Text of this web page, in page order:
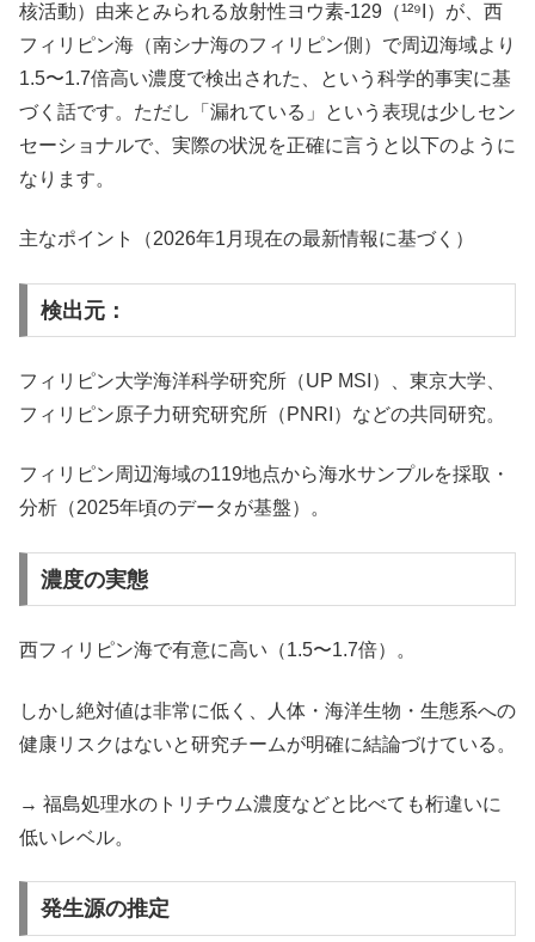
核活動）由来とみられる放射性ヨウ素-129（¹²⁹I）が、西
フィリピン海（南シナ海のフィリピン側）で周辺海域より
1.5〜1.7倍高い濃度で検出された、という科学的事実に基
づく話です。ただし「漏れている」という表現は少しセン
セーショナルで、実際の状況を正確に言うと以下のように
なります。
主なポイント（2026年1月現在の最新情報に基づく）
検出元：
フィリピン大学海洋科学研究所（UP MSI）、東京大学、
フィリピン原子力研究研究所（PNRI）などの共同研究。
フィリピン周辺海域の119地点から海水サンプルを採取・
分析（2025年頃のデータが基盤）。
濃度の実態
西フィリピン海で有意に高い（1.5〜1.7倍）。
しかし絶対値は非常に低く、人体・海洋生物・生態系への
健康リスクはないと研究チームが明確に結論づけている。
→ 福島処理水のトリチウム濃度などと比べても桁違いに
低いレベル。
発生源の推定